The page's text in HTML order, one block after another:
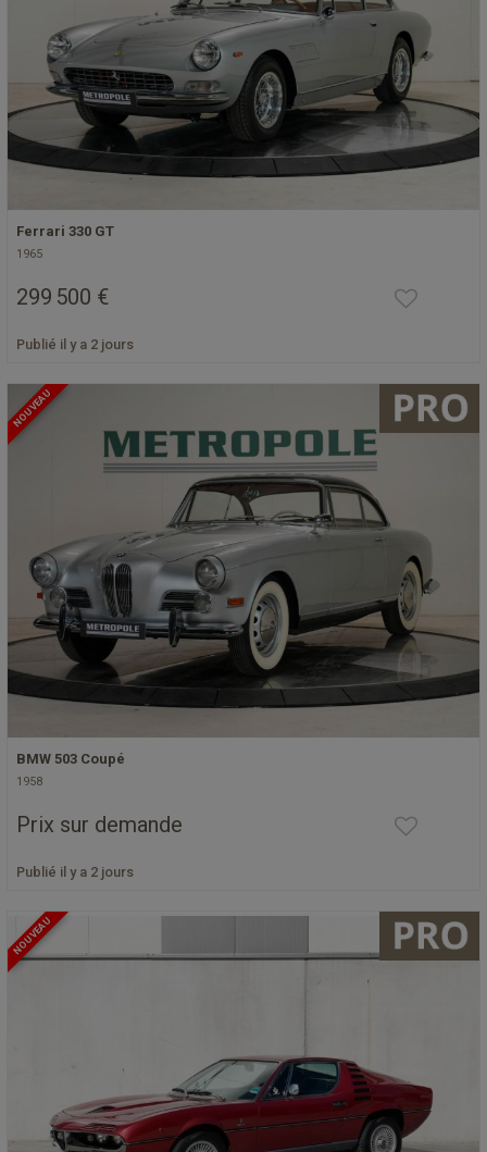
Ferrari 330 GT
1965
299 500 €
Publié il y a 2 jours
NOUVEAU
BMW 503 Coupé
1958
Prix sur demande
Publié il y a 2 jours
NOUVEAU